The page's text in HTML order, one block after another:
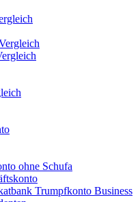
ohne Schufa
Trumpfkonto Business